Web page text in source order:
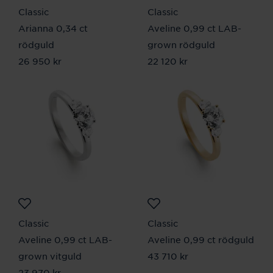
Classic
Arianna 0,34 ct
rödguld
Pris:26 950 kr
26 950 kr
Classic
Aveline 0,99 ct LAB-
grown rödguld
Pris:22 120 kr
22 120 kr
Classic
Aveline 0,99 ct LAB-
grown vitguld
Classic
Aveline 0,99 ct rödguld
Pris:43 710 kr
43 710 kr